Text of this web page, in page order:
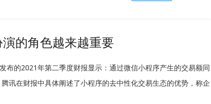
的角色越来越重要
布的2021年第二季度财报显示：通过微信小程序产生的交易额同
讯在财报中具体阐述了小程序的去中性化交易生态的优势，称企